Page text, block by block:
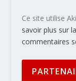
Ce site utilise
savoir plus sur
commentaires